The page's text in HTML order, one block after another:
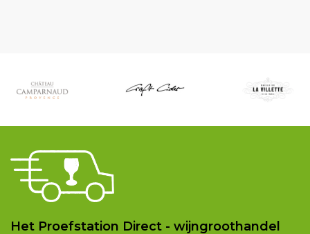
Het Proefstation Direct - wijngroothandel